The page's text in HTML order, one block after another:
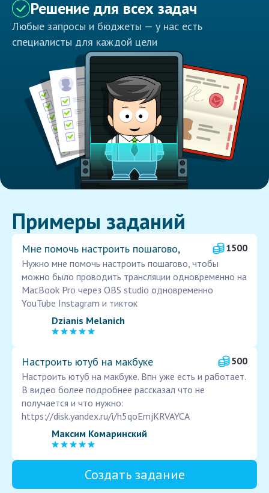
Решение для всех задач
Любые запросы и бюджеты — у нас есть
специалисты для каждой цели
Примеры заданий
Мне помочь настроить пошагово,
1500
Нужно мне помочь настроить пошагово, чтобы
можно было проводить трансляции одновременно на
MacBook Pro через OBS studio одновременно
YouTube Instagram и тикток
Dzianis Melanich
Настроить ютуб на макбуке
500
Настроить ютуб на макбуке. Впн уже есть и работает.
В видео более подробнее рассказал что не
получается и что нужно:
https://disk.yandex.ru/i/h5qoEmjKRVAYCA
Максим Комаринский
Создать задание